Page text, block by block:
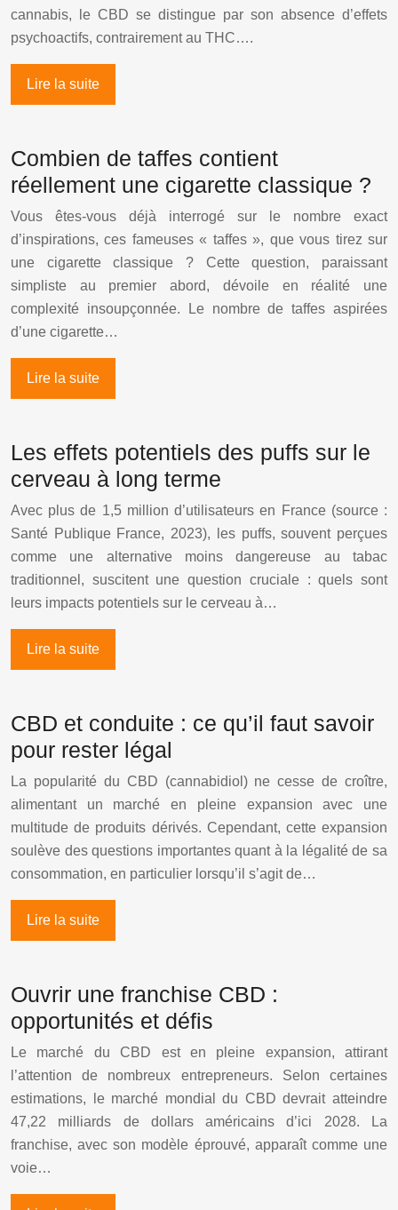
cannabis, le CBD se distingue par son absence d’effets
psychoactifs, contrairement au THC….
Lire la suite
Combien de taffes contient
réellement une cigarette classique ?
Vous êtes-vous déjà interrogé sur le nombre exact
d’inspirations, ces fameuses « taffes », que vous tirez sur
une cigarette classique ? Cette question, paraissant
simpliste au premier abord, dévoile en réalité une
complexité insoupçonnée. Le nombre de taffes aspirées
d’une cigarette…
Lire la suite
Les effets potentiels des puffs sur le
cerveau à long terme
Avec plus de 1,5 million d’utilisateurs en France (source :
Santé Publique France, 2023), les puffs, souvent perçues
comme une alternative moins dangereuse au tabac
traditionnel, suscitent une question cruciale : quels sont
leurs impacts potentiels sur le cerveau à…
Lire la suite
CBD et conduite : ce qu’il faut savoir
pour rester légal
La popularité du CBD (cannabidiol) ne cesse de croître,
alimentant un marché en pleine expansion avec une
multitude de produits dérivés. Cependant, cette expansion
soulève des questions importantes quant à la légalité de sa
consommation, en particulier lorsqu’il s’agit de…
Lire la suite
Ouvrir une franchise CBD :
opportunités et défis
Le marché du CBD est en pleine expansion, attirant
l’attention de nombreux entrepreneurs. Selon certaines
estimations, le marché mondial du CBD devrait atteindre
47,22 milliards de dollars américains d’ici 2028. La
franchise, avec son modèle éprouvé, apparaît comme une
voie…